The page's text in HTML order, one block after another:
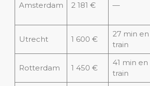
Amsterdam 2 181 € —
Utrecht 1 600 €
27 min en
train
Rotterdam 1 450 €
41 min en
train